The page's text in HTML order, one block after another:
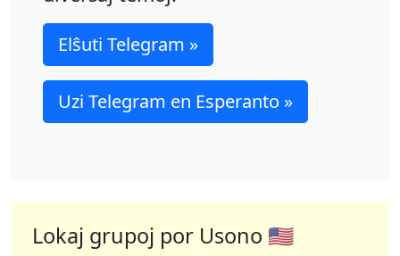
Elŝuti Telegram »
Uzi Telegram en Esperanto »
Lokaj grupoj por Usono 🇺🇸